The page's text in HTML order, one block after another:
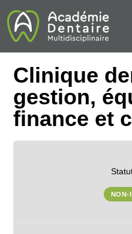
Clinique
gestion,
finance et
NON-